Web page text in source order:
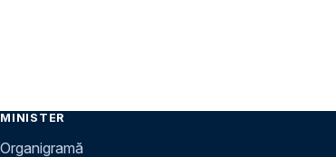
MINISTER
Organigramă